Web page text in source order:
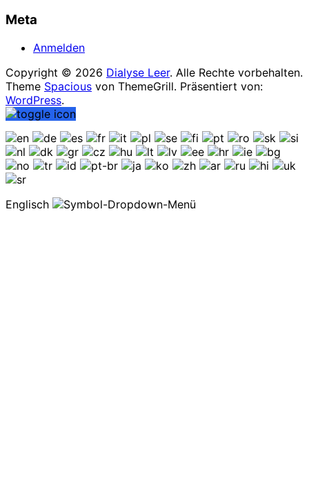
Meta
Anmelden
Copyright © 2026 Dialyse Leer. Alle Rechte vorbehalten.
Theme Spacious von ThemeGrill. Präsentiert von:
WordPress.
Englisch